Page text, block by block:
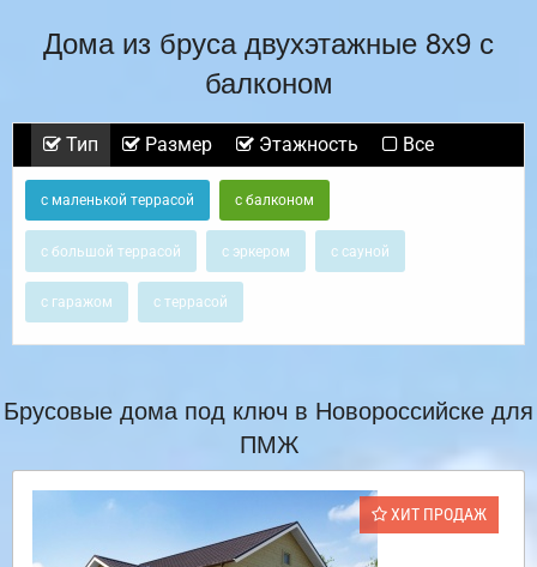
Дома из бруса двухэтажные 8х9 с
балконом
Тип Размер Этажность Все
с маленькой террасой с балконом
с большой террасой с эркером с сауной
с гаражом с террасой
Брусовые дома под ключ в Новороссийске для
ПМЖ
ХИТ ПРОДАЖ